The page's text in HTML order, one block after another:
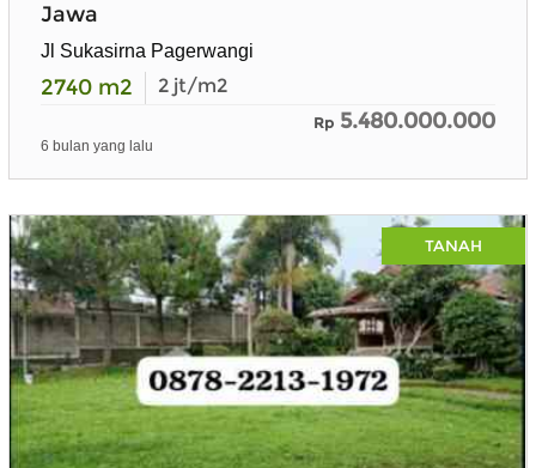
Jawa
Jl Sukasirna Pagerwangi
2740 m2 2 jt/m2
Rp 5.480.000.000
6 bulan yang lalu
TANAH